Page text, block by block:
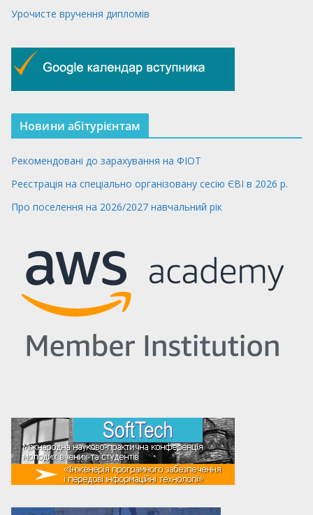
Урочисте вручення дипломів
Новини абітурієнтам
Рекомендовані до зарахування на ФІОТ
Реєстрація на спеціально організовану сесію ЄВІ в 2026 р.
Про поселення на 2026/2027 навчальний рік